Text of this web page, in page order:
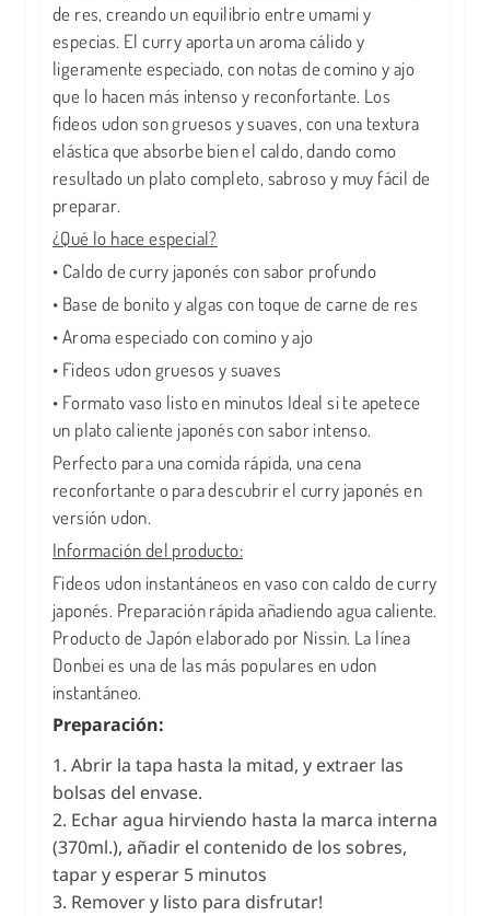
de res, creando un equilibrio entre umami y
especias. El curry aporta un aroma cálido y
ligeramente especiado, con notas de comino y ajo
que lo hacen más intenso y reconfortante. Los
fideos udon son gruesos y suaves, con una textura
elástica que absorbe bien el caldo, dando como
resultado un plato completo, sabroso y muy fácil de
preparar.
¿Qué lo hace especial?
• Caldo de curry japonés con sabor profundo
• Base de bonito y algas con toque de carne de res
• Aroma especiado con comino y ajo
• Fideos udon gruesos y suaves
• Formato vaso listo en minutos Ideal si te apetece
un plato caliente japonés con sabor intenso.
Perfecto para una comida rápida, una cena
reconfortante o para descubrir el curry japonés en
versión udon.
Información del producto:
Fideos udon instantáneos en vaso con caldo de curry
japonés. Preparación rápida añadiendo agua caliente.
Producto de Japón elaborado por Nissin. La línea
Donbei es una de las más populares en udon
instantáneo.
Preparación:
1. Abrir la tapa hasta la mitad, y extraer las
bolsas del envase.
2. Echar agua hirviendo hasta la marca interna
(370ml.), añadir el contenido de los sobres,
tapar y esperar 5 minutos
3. Remover y listo para disfrutar!